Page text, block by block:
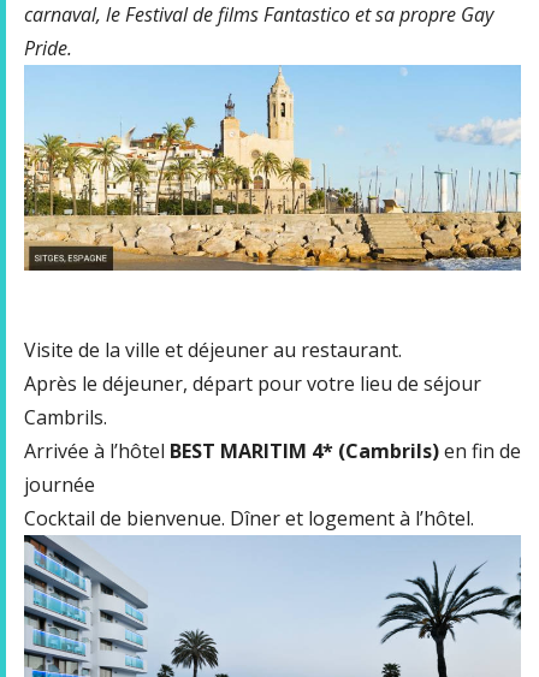
carnaval, le Festival de films Fantastico et sa propre Gay
Pride.
Visite de la ville et déjeuner au restaurant.
Après le déjeuner, départ pour votre lieu de séjour
Cambrils.
Arrivée à l’hôtel BEST MARITIM 4* (Cambrils)en fin de
journée
Cocktail de bienvenue. Dîner et logement à l’hôtel.